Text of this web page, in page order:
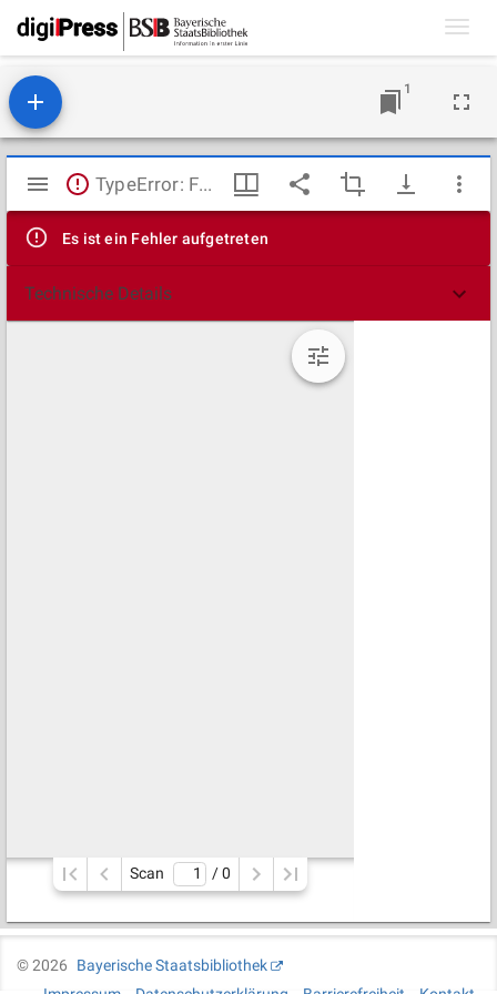
1
Mirador
Viewer
TypeError: Failed to fetch
Es ist ein Fehler aufgetreten
Technische Details
Scan / 0
©2026
Bayerische Staatsbibliothek